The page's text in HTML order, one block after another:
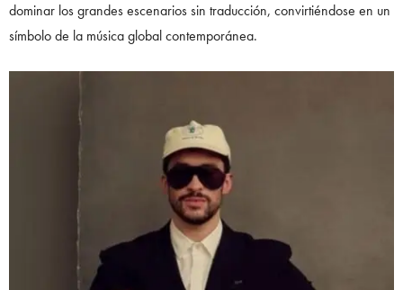
dominar los grandes escenarios sin traducción, convirtiéndose en un
símbolo de la música global contemporánea.